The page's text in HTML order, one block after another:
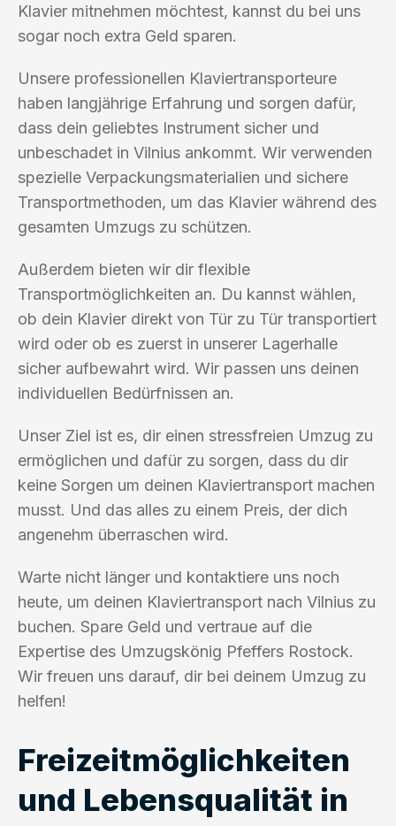
Klavier mitnehmen möchtest, kannst du bei uns
sogar noch extra Geld sparen.
Unsere professionellen Klaviertransporteure
haben langjährige Erfahrung und sorgen dafür,
dass dein geliebtes Instrument sicher und
unbeschadet in Vilnius ankommt. Wir verwenden
spezielle Verpackungsmaterialien und sichere
Transportmethoden, um das Klavier während des
gesamten Umzugs zu schützen.
Außerdem bieten wir dir flexible
Transportmöglichkeiten an. Du kannst wählen,
ob dein Klavier direkt von Tür zu Tür transportiert
wird oder ob es zuerst in unserer Lagerhalle
sicher aufbewahrt wird. Wir passen uns deinen
individuellen Bedürfnissen an.
Unser Ziel ist es, dir einen stressfreien Umzug zu
ermöglichen und dafür zu sorgen, dass du dir
keine Sorgen um deinen Klaviertransport machen
musst. Und das alles zu einem Preis, der dich
angenehm überraschen wird.
Warte nicht länger und kontaktiere uns noch
heute, um deinen Klaviertransport nach Vilnius zu
buchen. Spare Geld und vertraue auf die
Expertise des Umzugskönig Pfeffers Rostock.
Wir freuen uns darauf, dir bei deinem Umzug zu
helfen!
Freizeitmöglichkeiten
und Lebensqualität in